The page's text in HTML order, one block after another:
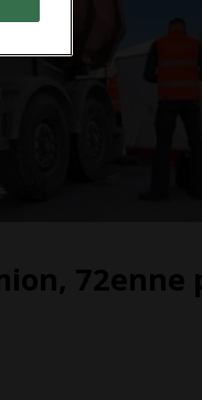
72enne